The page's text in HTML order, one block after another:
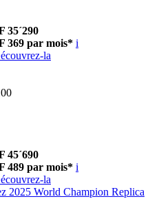
35´290
369 par mois* i
la
45´690
489 par mois* i
la
2025 World Champion Replica